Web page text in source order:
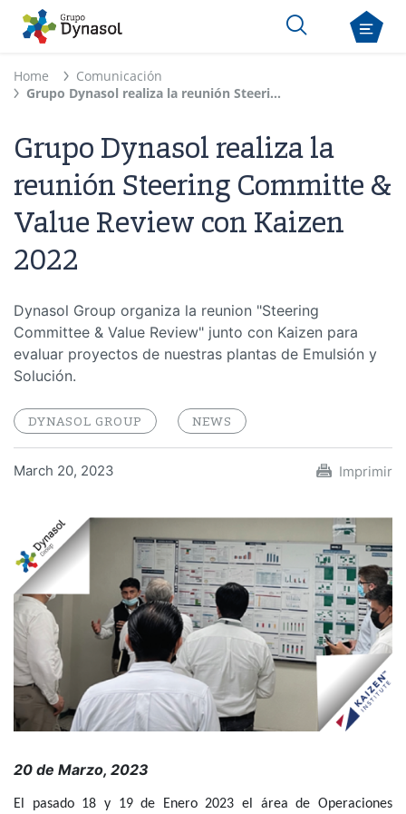
Home
Comunicación
Grupo Dynasol realiza la reunión Steering Committe & Value Review con Kaizen 2022
Grupo Dynasol realiza la
reunión Steering Committe &
Value Review con Kaizen
2022
Dynasol Group organiza la reunion "Steering
Committee & Value Review" junto con Kaizen para
evaluar proyectos de nuestras plantas de Emulsión y
Solución.
DYNASOL GROUP NEWS
March 20, 2023 Imprimir
20 de Marzo, 2023
El pasado 18 y 19 de Enero 2023 el área de Operaciones